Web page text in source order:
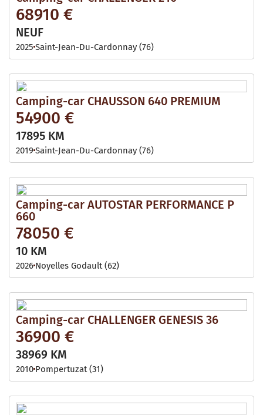
68910 €
NEUF
2025 Saint-Jean-Du-Cardonnay (76)
Camping-car CHAUSSON 640 PREMIUM
54900 €
17895 KM
2019 Saint-Jean-Du-Cardonnay (76)
Camping-car AUTOSTAR PERFORMANCE P
660
78050 €
10 KM
2026 Noyelles Godault (62)
Camping-car CHALLENGER GENESIS 36
36900 €
38969 KM
2010 Pompertuzat (31)